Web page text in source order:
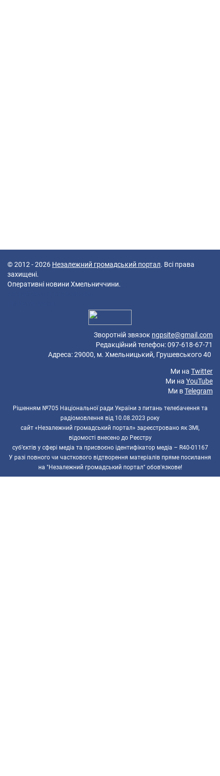
© 2012 - 2026 Незалежний громадський портал. Всі права
захищені.
Оперативні новини Хмельниччини.
Зворотній звязок ngpsite@gmail.com
Редакційний телефон: 097-618-67-71
Адреса: 29000, м. Хмельницький, Грушевського 40
Ми на Twitter
Ми на YouTube
Ми вTelegram
Рішенням №705 Національної ради України з питань телебачення та
радіомовлення від 10.08.2023 року
сайт «Незалежний громадський портал» зареєстровано як ЗМІ,
відомості внесено до Реєстру
суб’єктів у сфері медіа та присвоєно ідентифікатор медіа – R40-01167
У разі повного чи часткового відтворення матеріалів пряме посилання
на "Незалежний громадський портал" обов'язкове!